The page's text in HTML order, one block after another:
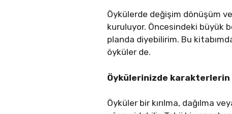
Öykülerde değişim dönüşüm
kuruluyor. Öncesindeki büyük
planda diyebilirim. Bu
öyküler de.
Öykülerinizde karakterlerin
Öyküler bir kırılma, dağılma